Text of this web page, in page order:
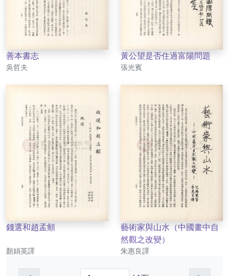
善本書志
作者
吳哲夫
黃公望是否住過富陽問題
作者
張光賓
錢選和趙孟頫
作者
顏娟英譯
藝術家與山水（中國畫中自
然觀之改變）
作者
朱惠良譯